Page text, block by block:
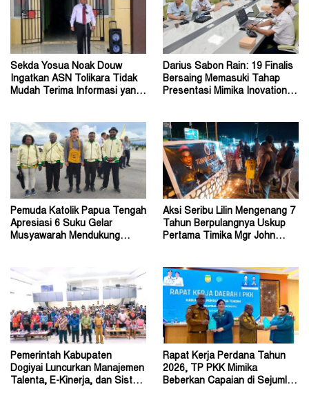
Sekda Yosua Noak Douw
Ingatkan ASN Tolikara Tidak
Mudah Terima Informasi yang
Darius Sabon Rain: 19 Finalis
Bersaing Memasuki Tahap
Presentasi Mimika Inovation
Pemuda Katolik Papua Tengah
Apresiasi 6 Suku Gelar
Musyawarah Mendukung
Aksi Seribu Lilin Mengenang 7
Tahun Berpulangnya Uskup
Pertama Timika Mgr John
Pemerintah Kabupaten
Dogiyai Luncurkan Manajemen
Talenta, E-Kinerja, dan Sistem
Rapat Kerja Perdana Tahun
2026, TP PKK Mimika
Beberkan Capaian di Sejumlah